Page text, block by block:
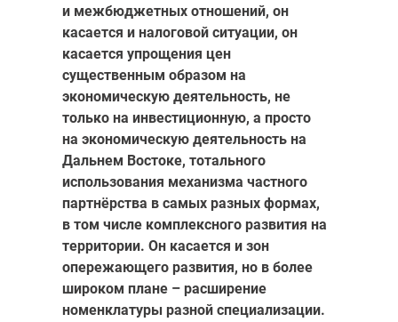
и межбюджетных отношений, он
касается и налоговой ситуации, он
касается упрощения цен
существенным образом на
экономическую деятельность, не
только на инвестиционную, а просто
на экономическую деятельность на
Дальнем Востоке, тотального
использования механизма частного
партнёрства в самых разных формах,
в том числе комплексного развития на
территории. Он касается и зон
опережающего развития, но в более
широком плане – расширение
номенклатуры разной специализации.